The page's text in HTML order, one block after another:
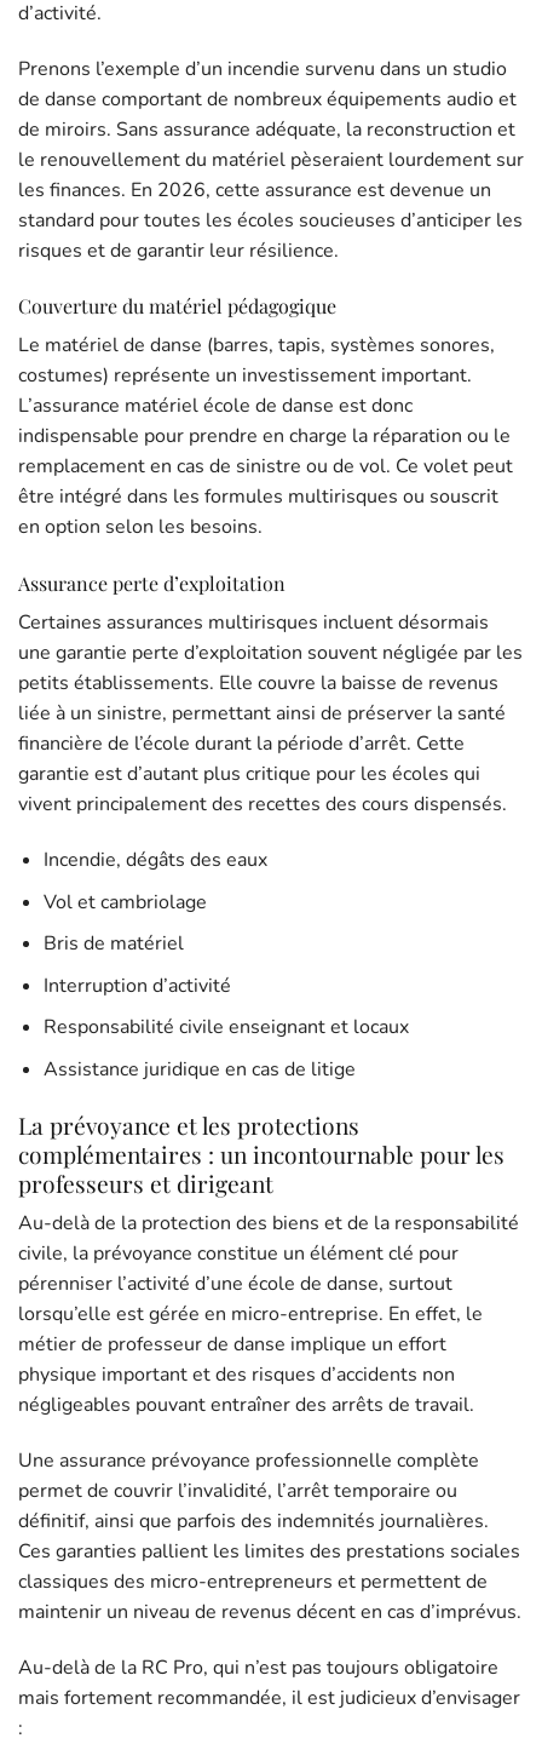
d’activité.
Prenons l’exemple d’un incendie survenu dans un studio
de danse comportant de nombreux équipements audio et
de miroirs. Sans assurance adéquate, la reconstruction et
le renouvellement du matériel pèseraient lourdement sur
les finances. En 2026, cette assurance est devenue un
standard pour toutes les écoles soucieuses d’anticiper les
risques et de garantir leur résilience.
Couverture du matériel pédagogique
Le matériel de danse (barres, tapis, systèmes sonores,
costumes) représente un investissement important.
L’assurance matériel école de danse est donc
indispensable pour prendre en charge la réparation ou le
remplacement en cas de sinistre ou de vol. Ce volet peut
être intégré dans les formules multirisques ou souscrit
en option selon les besoins.
Assurance perte d’exploitation
Certaines assurances multirisques incluent désormais
une garantie perte d’exploitation souvent négligée par les
petits établissements. Elle couvre la baisse de revenus
liée à un sinistre, permettant ainsi de préserver la santé
financière de l’école durant la période d’arrêt. Cette
garantie est d’autant plus critique pour les écoles qui
vivent principalement des recettes des cours dispensés.
Incendie, dégâts des eaux
Vol et cambriolage
Bris de matériel
Interruption d’activité
Responsabilité civile enseignant et locaux
Assistance juridique en cas de litige
La prévoyance et les protections
complémentaires : un incontournable pour les
professeurs et dirigeant
Au-delà de la protection des biens et de la responsabilité
civile, la prévoyance constitue un élément clé pour
pérenniser l’activité d’une école de danse, surtout
lorsqu’elle est gérée en micro-entreprise. En effet, le
métier de professeur de danse implique un effort
physique important et des risques d’accidents non
négligeables pouvant entraîner des arrêts de travail.
Une assurance prévoyance professionnelle complète
permet de couvrir l’invalidité, l’arrêt temporaire ou
définitif, ainsi que parfois des indemnités journalières.
Ces garanties pallient les limites des prestations sociales
classiques des micro-entrepreneurs et permettent de
maintenir un niveau de revenus décent en cas d’imprévus.
Au-delà de la RC Pro, qui n’est pas toujours obligatoire
mais fortement recommandée, il est judicieux d’envisager
: